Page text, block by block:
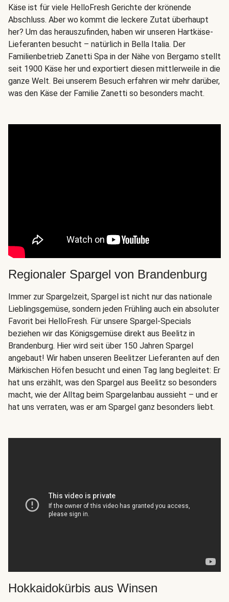
Käse ist für viele HelloFresh Gerichte der krönende
Abschluss. Aber wo kommt die leckere Zutat überhaupt
her? Um das herauszufinden, haben wir unseren Hartkäse-
Lieferanten besucht – natürlich in Bella Italia. Der
Familienbetrieb Zanetti Spa in der Nähe von Bergamo stellt
seit 1900 Käse her und exportiert diesen mittlerweile in die
ganze Welt. Bei unserem Besuch erfahren wir mehr darüber,
was den Käse der Familie Zanetti so besonders macht.
Regionaler Spargel von Brandenburg
Immer zur Spargelzeit, Spargel ist nicht nur das nationale
Lieblingsgemüse, sondern jeden Frühling auch ein absoluter
Favorit bei HelloFresh. Für unsere Spargel-Specials
beziehen wir das Königsgemüse direkt aus Beelitz in
Brandenburg. Hier wird seit über 150 Jahren Spargel
angebaut! Wir haben unseren Beelitzer Lieferanten auf den
Märkischen Höfen besucht und einen Tag lang begleitet: Er
hat uns erzählt, was den Spargel aus Beelitz so besonders
macht, wie der Alltag beim Spargelanbau aussieht – und er
hat uns verraten, was er am Spargel ganz besonders liebt.
Hokkaidokürbis aus Winsen